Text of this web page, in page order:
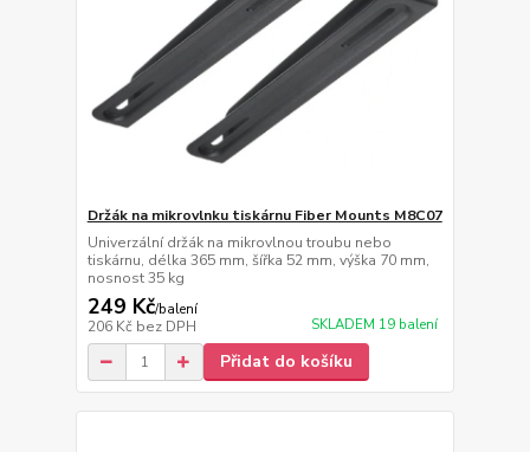
Držák na mikrovlnku tiskárnu Fiber Mounts M8C07
Univerzální držák na mikrovlnou troubu nebo
tiskárnu, délka 365 mm, šířka 52 mm, výška 70 mm,
nosnost 35 kg
249 Kč/balení
206 Kč bez DPH SKLADEM 19 balení
Přidat do košíku